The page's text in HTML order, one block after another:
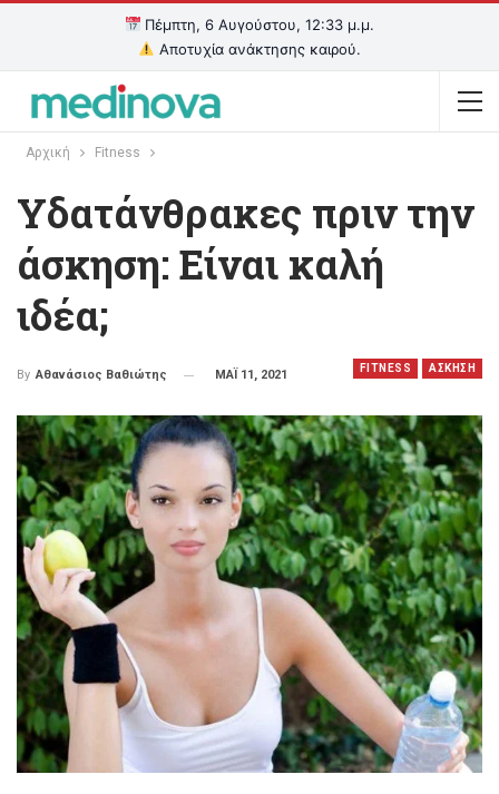
Πέμπτη, 6 Αυγούστου, 12:33 μ.μ.
Αποτυχία ανάκτησης καιρού.
Αρχική Fitness
Υδατάνθρακες πριν την
άσκηση: Eίναι καλή
ιδέα;
FITNESS ΑΣΚΗΣΗ
By Αθανάσιος Βαθιώτης ΜΑΪ 11, 2021